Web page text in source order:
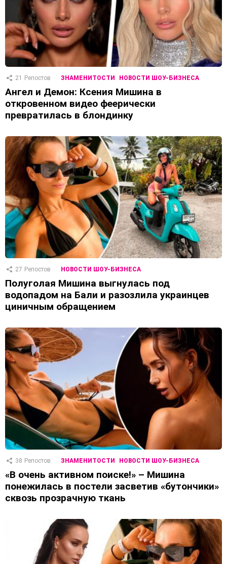
21 Репостов ЗНАМЕНИТОСТИ НОВОСТИ ШОУ-БИЗНЕСА
Ангел и Демон: Ксения Мишина в
откровенном видео феерически
превратилась в блондинку
27 Репостов НОВОСТИ ШОУ-БИЗНЕСА
Полуголая Мишина выгнулась под
водопадом на Бали и разозлила украинцев
циничным обращением
38 Репостов ЗНАМЕНИТОСТИ НОВОСТИ ШОУ-БИЗНЕСА
«В очень активном поиске!» – Мишина
понежилась в постели засветив «бутончики»
сквозь прозрачную ткань